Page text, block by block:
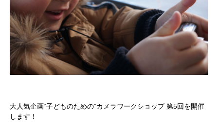
大人気企画“子どものための”カメラワークショップ 第5回を開催
します！